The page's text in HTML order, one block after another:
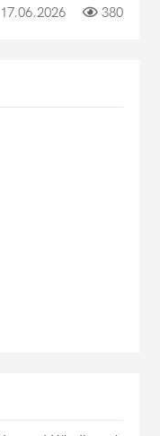
17.06.2026 380